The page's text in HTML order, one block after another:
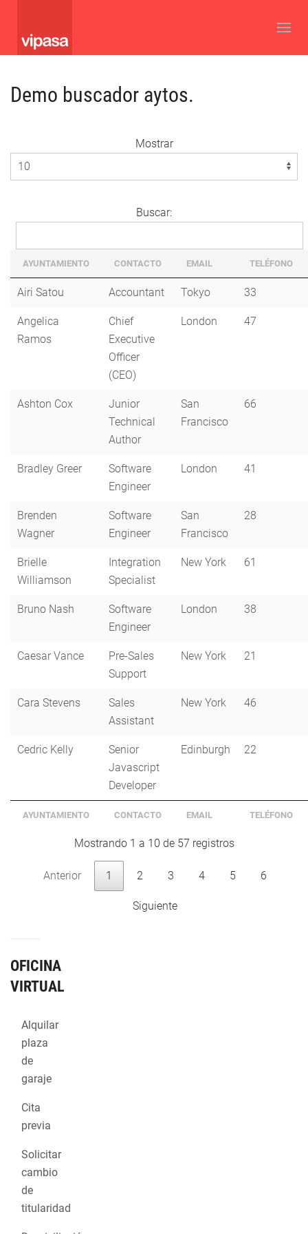
Demo buscador aytos.
Mostrar
Buscar:
AYUNTAMIENTO CONTACTO EMAIL TELÉFONO
Airi Satou Accountant Tokyo 33
Angelica
Ramos
Chief
Executive
Officer
(CEO)
London 47
Ashton Cox
Junior
Technical
Author
San
Francisco
66
Bradley Greer
Software
Engineer
London 41
Brenden
Wagner
Software
Engineer
San
Francisco
28
Brielle
Williamson
Integration
Specialist
New York 61
Bruno Nash
Software
Engineer
London 38
Caesar Vance
Pre-Sales
Support
New York 21
Cara Stevens
Sales
Assistant
New York 46
Cedric Kelly
Senior
Javascript
Developer
Edinburgh 22
AYUNTAMIENTO CONTACTO EMAIL TELÉFONO
Mostrando 1 a 10 de 57 registros
Anterior 1 2 3 4 5 6
Siguiente
OFICINA
VIRTUAL
Alquilar
plaza
de
garaje
Cita
previa
Solicitar
cambio
de
titularidad